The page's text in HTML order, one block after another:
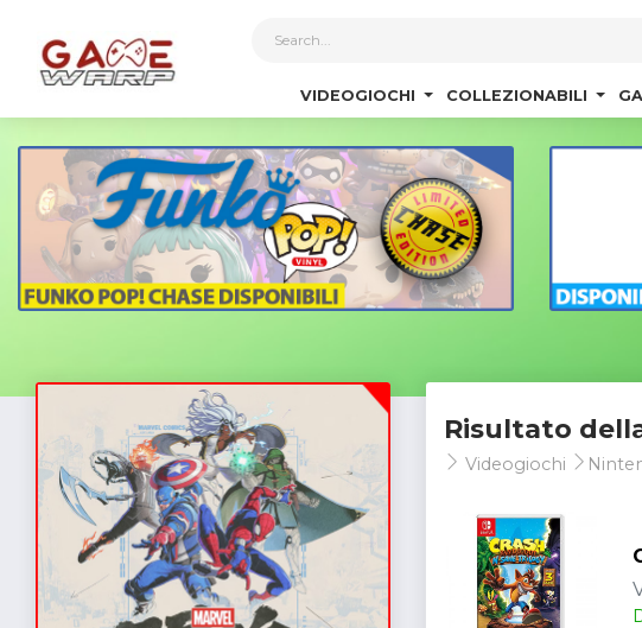
VIDEOGIOCHI COLLEZIONABILI
Risultato
Videogiochi